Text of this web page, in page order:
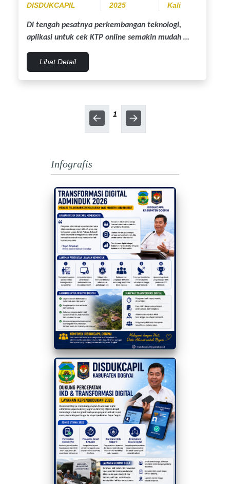
DISDUKCAPIL
2025
Kali
Di tengah pesatnya perkembangan teknologi,
aplikasi untuk cek KTP online semakin mudah …
Lihat Detail
1
Infografis